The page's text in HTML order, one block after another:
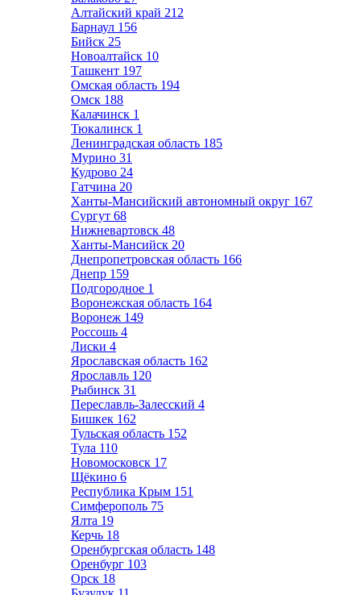
Алтайский край 212
Барнаул 156
Бийск 25
Новоалтайск 10
Ташкент 197
Омская область 194
Омск 188
Калачинск 1
Тюкалинск 1
Ленинградская область 185
Мурино 31
Кудрово 24
Гатчина 20
Ханты-Мансийский автономный округ 167
Сургут 68
Нижневартовск 48
Ханты-Мансийск 20
Днепропетровская область 166
Днепр 159
Подгородное 1
Воронежская область 164
Воронеж 149
Россошь 4
Лиски 4
Ярославская область 162
Ярославль 120
Рыбинск 31
Переславль-Залесский 4
Бишкек 162
Тульская область 152
Тула 110
Новомосковск 17
Щёкино 6
Республика Крым 151
Симферополь 75
Ялта 19
Керчь 18
Оренбургская область 148
Оренбург 103
Орск 18